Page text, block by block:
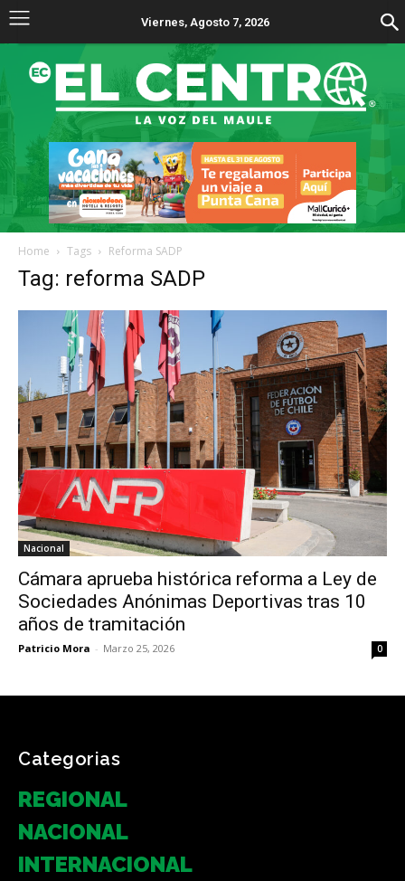
Viernes, Agosto 7, 2026
Home Tags Reforma SADP
Tag: reforma SADP
Nacional
Cámara aprueba histórica reforma a Ley de
Sociedades Anónimas Deportivas tras 10
años de tramitación
Patricio Mora - Marzo 25, 2026 0
Categorias
REGIONAL
NACIONAL
INTERNACIONAL